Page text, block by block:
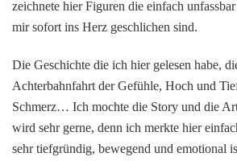
zeichnete hier Figuren die einfach
mir sofort ins Herz geschlichen sind.
Die Geschichte die ich hier gelesen habe,
Achterbahnfahrt der Gefühle, Hoch und
Schmerz… Ich mochte die Story und die
wird sehr gerne, denn ich merkte hier
sehr tiefgründig, bewegend und emotional